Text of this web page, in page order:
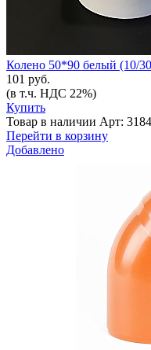
Колено 50*90 белый
101 руб.
(в т.ч. НДС 22%)
Купить
Товар в наличии Арт:
Перейти в корзину
Добавлено